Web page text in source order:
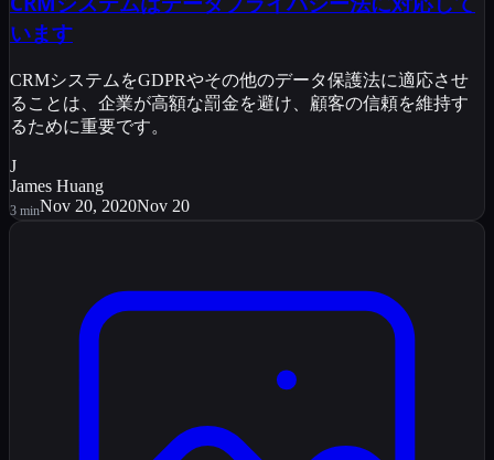
います
CRMシステムをGDPRやその他のデータ保護法に適応させ
ることは、企業が高額な罰金を避け、顧客の信頼を維持す
るために重要です。
J
James Huang
3 minNov 20, 2020Nov 20